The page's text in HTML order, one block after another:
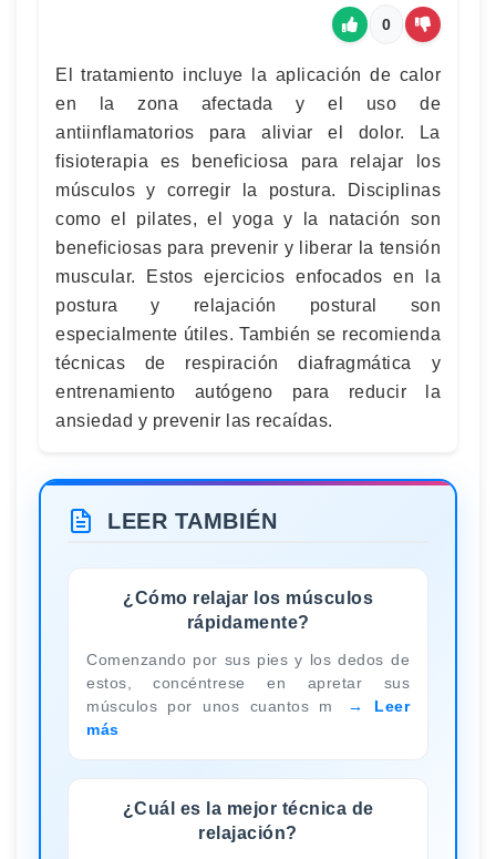
0
El tratamiento incluye la aplicación de calor
en la zona afectada y el uso de
antiinflamatorios para aliviar el dolor. La
fisioterapia es beneficiosa para relajar los
músculos y corregir la postura. Disciplinas
como el pilates, el yoga y la natación son
beneficiosas para prevenir y liberar la tensión
muscular. Estos ejercicios enfocados en la
postura y relajación postural son
especialmente útiles. También se recomienda
técnicas de respiración diafragmática y
entrenamiento autógeno para reducir la
ansiedad y prevenir las recaídas.
LEER TAMBIÉN
¿Cómo relajar los músculos
rápidamente?
Comenzando por sus pies y los dedos de
estos, concéntrese en apretar sus
músculos por unos cuantos m
Leer
más
¿Cuál es la mejor técnica de
relajación?